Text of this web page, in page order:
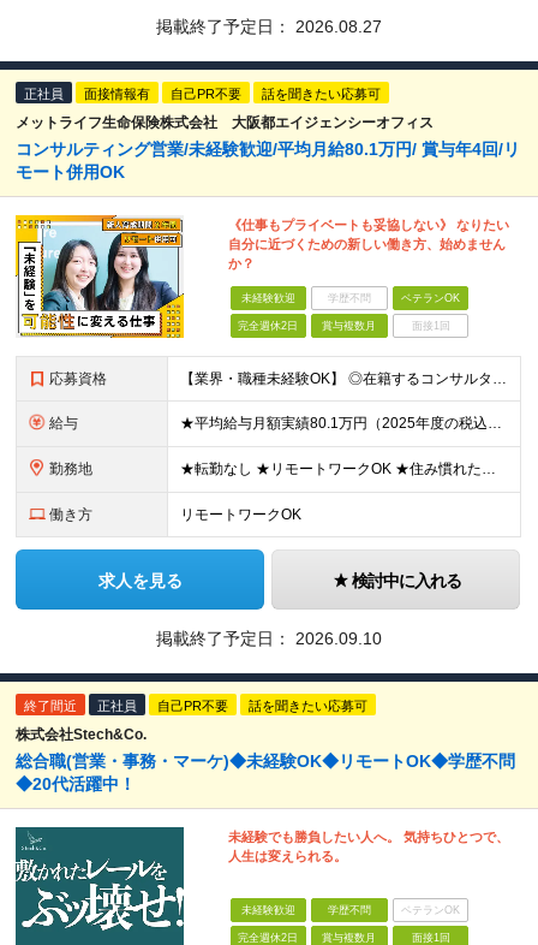
掲載終了予定日： 2026.08.27
正社員 面接情報有 自己PR不要 話を聞きたい応募可
メットライフ生命保険株式会社 大阪都エイジェンシーオフィス
コンサルティング営業/未経験歓迎/平均月給80.1万円/ 賞与年4回/リ
モート併用OK
《仕事もプライベートも妥協しない》 なりたい
自分に近づくための新しい働き方、始めません
か？
未経験歓迎 学歴不問 ベテランOK
完全週休2日 賞与複数月 面接1回
応募資格 【業界・職種未経験OK】 ◎在籍するコンサルタントの多くが中途入社 ◎前職は介護士・アパレル店員・事務員など、未経験・異業種からの転職者90％以上！ ◎金融や保険の知識も不問 ◆高卒以上 ◆社会人経
給与 ★平均給与月額実績80.1万円（2025年度の税込定例給与実績となります） ◆初任給月給：20万円から35万円＋業績給＋賞与年4回（※個人業績による） ※初任給内訳／基本給10万円＋初期補給10万
勤務地 ★転勤なし ★リモートワークOK ★住み慣れた街で長く働き続けられます！ ■ご希望を考慮した上で勤務地を決定いたします ■地域のお客さまとの長期に亘る信頼関係を重視するため転勤無し。 ■U・Iタ
働き方 リモートワークOK
求人を見る 検討中に入れる
掲載終了予定日： 2026.09.10
終了間近 正社員 自己PR不要 話を聞きたい応募可
株式会社Stech&Co.
総合職(営業・事務・マーケ)◆未経験OK◆リモートOK◆学歴不問
◆20代活躍中！
未経験でも勝負したい人へ。 気持ちひとつで、
人生は変えられる。
未経験歓迎 学歴不問 ベテランOK
完全週休2日 賞与複数月 面接1回